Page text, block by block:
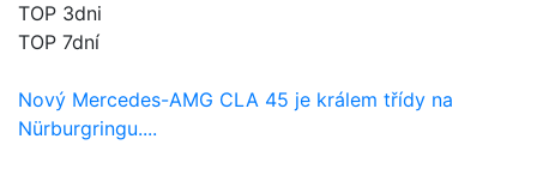
TOP 3dni
TOP 7dní
Nový Mercedes-AMG CLA 45 je králem třídy na
Nürburgringu....